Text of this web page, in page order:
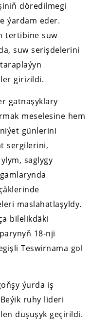
döredilmegi
ýardam eder.
tertibine suw
suw serişdelerini
girizildi.
gatnaşyklary
meselesine hem
günlerini
sergilerini,
saglygy
maslahatlaşyldy.
bilelikdäki
18-nji
Teswirnama gol
ýurda iş
ruhy lideri
duşuşyk geçirildi.